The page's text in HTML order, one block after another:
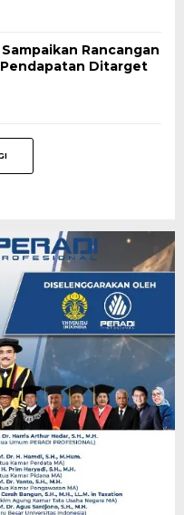
Rancangan
Pendapatan Ditarget